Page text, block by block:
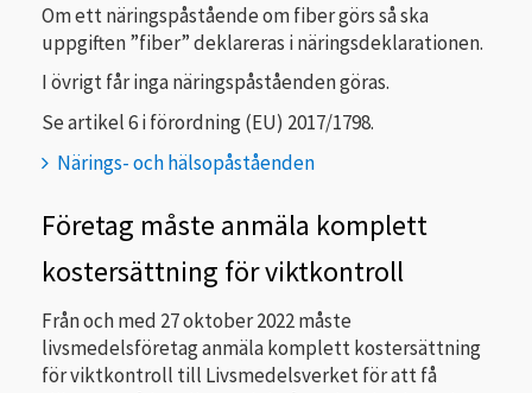
Om ett näringspåstående om fiber görs så ska
uppgiften ”fiber” deklareras i näringsdeklarationen.
I övrigt får inga näringspåståenden göras.
Se artikel 6 i förordning (EU) 2017/1798.
Närings- och hälsopåståenden
Företag måste anmäla komplett
kostersättning för viktkontroll
Från och med 27 oktober 2022 måste
livsmedelsföretag anmäla komplett kostersättning
för viktkontroll till Livsmedelsverket för att få